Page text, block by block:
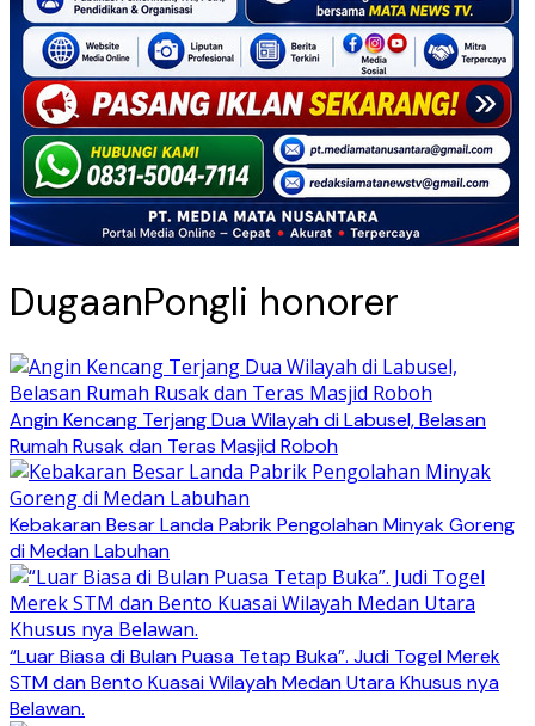
DugaanPongli honorer
Angin Kencang Terjang Dua Wilayah di Labusel, Belasan
Rumah Rusak dan Teras Masjid Roboh
Kebakaran Besar Landa Pabrik Pengolahan Minyak Goreng
di Medan Labuhan
“Luar Biasa di Bulan Puasa Tetap Buka”. Judi Togel Merek
STM dan Bento Kuasai Wilayah Medan Utara Khusus nya
Belawan.